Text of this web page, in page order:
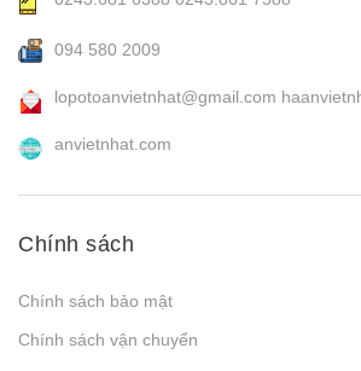
094 580 2009
lopotoanvietnhat@gmail.com
anvietnhat.com
Chính sách
Chính sách bảo mật
Chính sách vận chuyển